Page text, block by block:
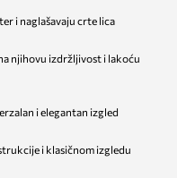
i naglašavaju crte lica
njihovu izdržljivost i lakoću
i elegantan izgled
i klasičnom izgledu